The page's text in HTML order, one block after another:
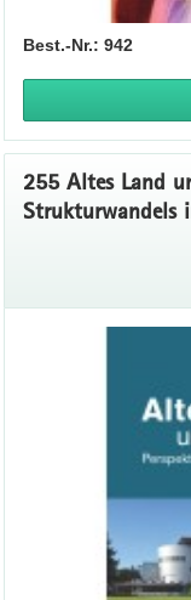
Best.-Nr.: 942
255 Altes Land
Strukturwandels